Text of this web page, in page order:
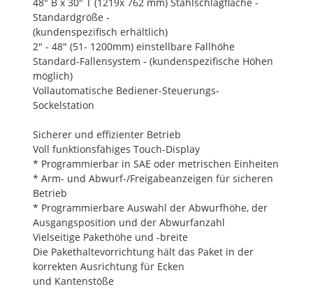
48" B x 30" T (1219x 762 mm) Stahlschlagfläche -
Standardgröße -
(kundenspezifisch erhältlich)
2" - 48" (51- 1200mm) einstellbare Fallhöhe
Standard-Fallensystem - (kundenspezifische Höhen
möglich)
Vollautomatische Bediener-Steuerungs-
Sockelstation
Sicherer und effizienter Betrieb
Voll funktionsfähiges Touch-Display
* Programmierbar in SAE oder metrischen Einheiten
* Arm- und Abwurf-/Freigabeanzeigen für sicheren
Betrieb
* Programmierbare Auswahl der Abwurfhöhe, der
Ausgangsposition und der Abwurfanzahl
Vielseitige Pakethöhe und -breite
Die Pakethaltevorrichtung hält das Paket in der
korrekten Ausrichtung für Ecken
und Kantenstöße